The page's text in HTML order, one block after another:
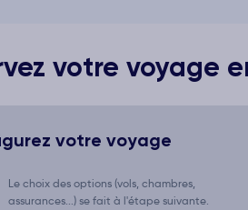
votre voyage
votre voyage
Le choix des options (vols, chambres,
assurances...) se fait à l'étape suivante.